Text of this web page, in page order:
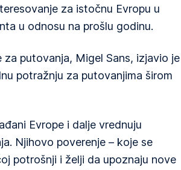
za istočnu Evropu u
u odnosu na prošlu godinu.
za putovanja, Migel Sans, izjavio je
potražnju za putovanjima širom
Evrope i dalje vrednuju
Njihovo poverenje – koje se
potrošnji i želji da upoznaju nove